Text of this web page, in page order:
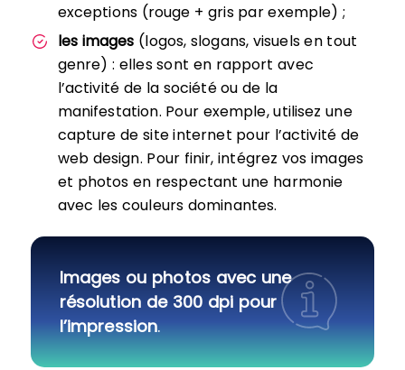
exceptions (rouge + gris par exemple) ;
les images (logos, slogans, visuels en tout
genre) : elles sont en rapport avec
l’activité de la société ou de la
manifestation. Pour exemple, utilisez une
capture de site internet pour l’activité de
web design. Pour finir, intégrez vos images
et photos en respectant une harmonie
avec les couleurs dominantes.
Images ou photos avec une
résolution de 300 dpi pour
l’impression.